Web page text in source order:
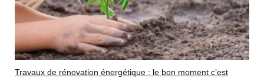
Travaux de rénovation énergétique : le bon moment c’est